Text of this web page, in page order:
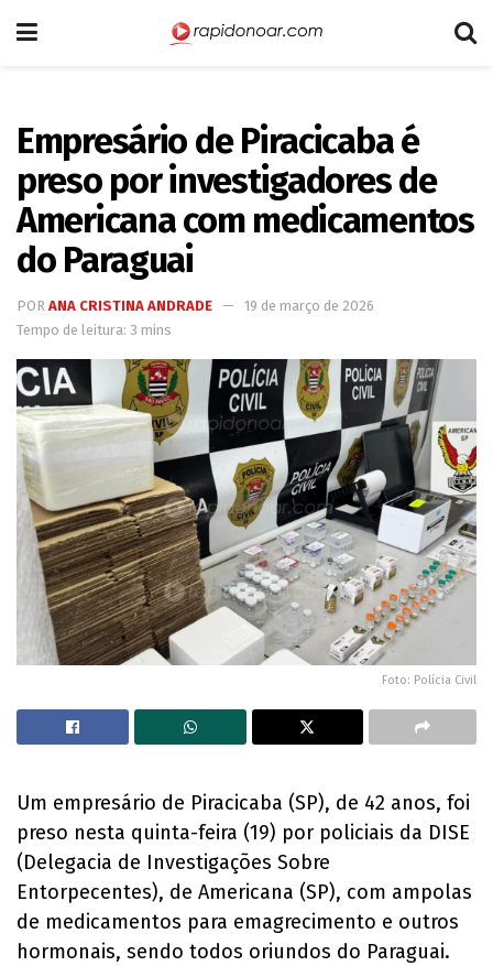
Empresário de Piracicaba é
preso por investigadores de
Americana com medicamentos
do Paraguai
POR ANA CRISTINA ANDRADE
19 de março de 2026
Tempo de leitura: 3 mins
Foto: Polícia Civil
Um empresário de Piracicaba (SP), de 42 anos, foi
preso nesta quinta-feira (19) por policiais da DISE
(Delegacia de Investigações Sobre
Entorpecentes), de Americana (SP), com ampolas
de medicamentos para emagrecimento e outros
hormonais, sendo todos oriundos do Paraguai.